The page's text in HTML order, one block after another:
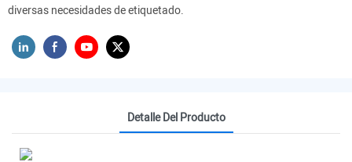
diversas necesidades de etiquetado.
Detalle Del Producto